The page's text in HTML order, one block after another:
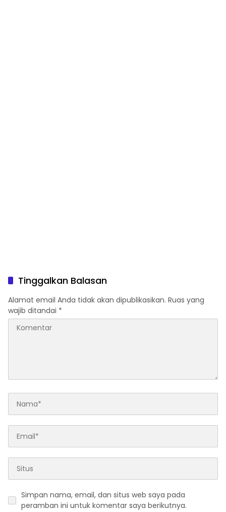
Tinggalkan Balasan
Alamat email Anda tidak akan dipublikasikan. Ruas yang
wajib ditandai *
Simpan nama, email, dan situs web saya pada
peramban ini untuk komentar saya berikutnya.